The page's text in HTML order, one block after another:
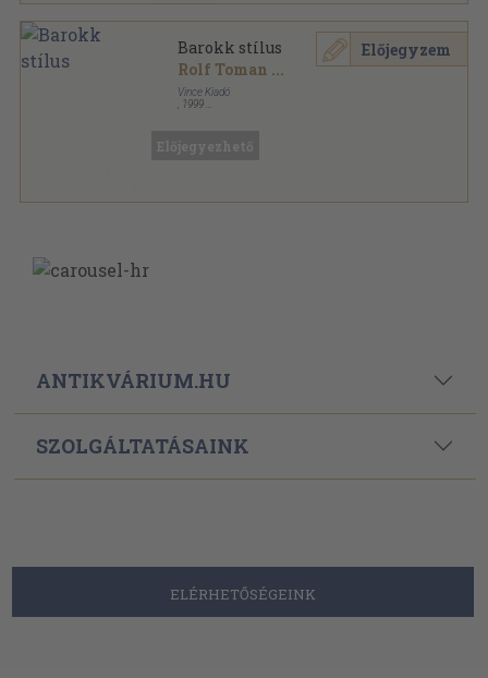
Barokk stílus
Rolf Toman ...
Vince Kiadó
1999
Előjegyzem
ANTIKVÁRIUM.HU
SZOLGÁLTATÁSAINK
ELÉRHETŐSÉGEINK